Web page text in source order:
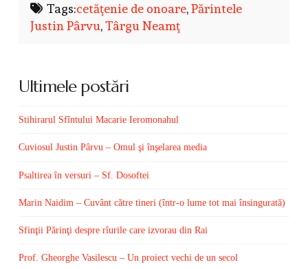
Tags:cetăţenie de onoare,Părintele
Justin Pârvu,Târgu Neamţ
Ultimele postări
Stihirarul Sfîntului Macarie Ieromonahul
Cuviosul Justin Pârvu – Omul şi înşelarea media
Psaltirea în versuri – Sf. Dosoftei
Marin Naidim – Cuvânt către tineri (într-o lume tot mai însingurată)
Sfinţii Părinţi despre rîurile care izvorau din Rai
Prof. Gheorghe Vasilescu – Un proiect vechi de un secol